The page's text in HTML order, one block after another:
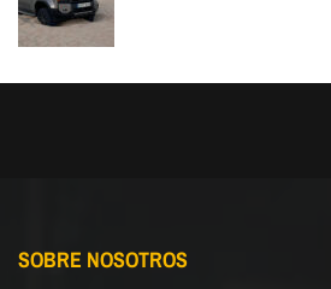
SOBRE NOSOTROS